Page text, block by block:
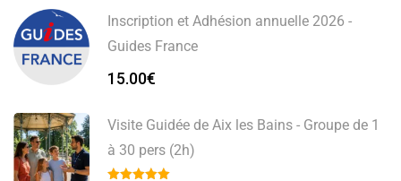
Inscription et Adhésion annuelle 2026 -
Guides France
15.00€
Visite Guidée de Aix les Bains - Groupe de 1
à 30 pers (2h)